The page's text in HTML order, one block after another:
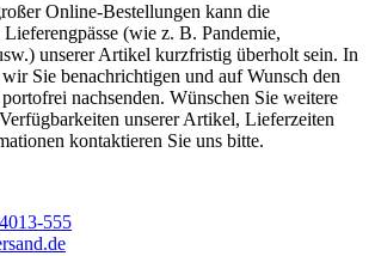
Online-Bestellungen kann die
(wie z. B. Pandemie,
unserer Artikel kurzfristig überholt sein. In
Sie benachrichtigen und auf Wunsch den
nachsenden. Wünschen Sie weitere
unserer Artikel, Lieferzeiten
kontaktieren Sie uns bitte.
555